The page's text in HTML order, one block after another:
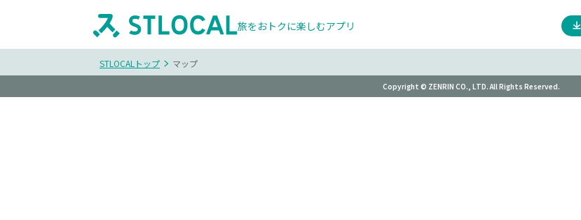
旅をおトクに楽しむアプリ
STLOCALトップ マップ
Copyright © ZENRIN CO., LTD. All Rights Reserved.